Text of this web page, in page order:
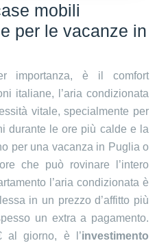
mobili
per le vacanze in
importanza, è il comfort
italiane, l’aria condizionata
vitale, specialmente per
durante le ore più calde e la
per una vacanza in Puglia o
che può rovinare l’intero
l’aria condizionata è
in un prezzo d’affitto più
un extra a pagamento.
al giorno, è l’investimento